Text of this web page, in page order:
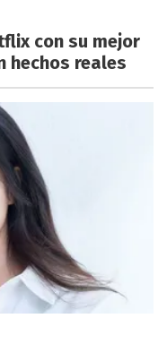
con su mejor
hechos reales